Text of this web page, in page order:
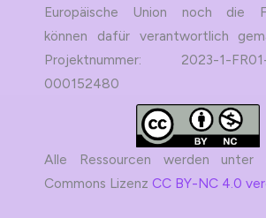
Europäische Union noch die
können dafür verantwortlich
Projektnummer: 2023-1-
000152480
Alle Ressourcen werden unter
Commons Lizenz CC BY-NC 4.0